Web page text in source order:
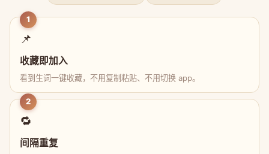
1
📌
收藏即加入
看到生词一键收藏，不用复制粘贴、不用切换 app。
2
🔁
间隔重复